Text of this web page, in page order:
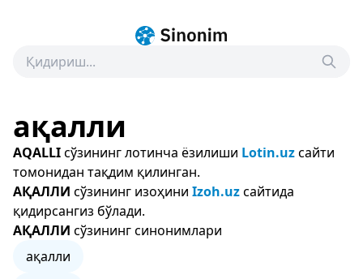
ақалли
AQALLIсўзининг лотинча ёзилиши Lotin.uzсайти
томонидан тақдим қилинган.
АҚАЛЛИ сўзининг изоҳини Izoh.uzсайтида
қидирсангиз бўлади.
АҚАЛЛИ сўзининг синонимлари
ақалли